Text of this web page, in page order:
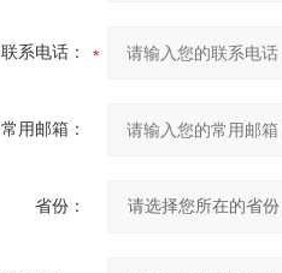
联系电话：
常用邮箱：
省份：